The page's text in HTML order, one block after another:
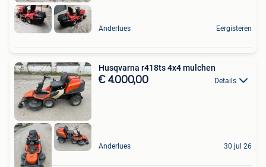
Anderlues Eergisteren
Husqvarna r418ts 4x4 mulchen
€ 4.000,00 Details
Anderlues 30 jul 26